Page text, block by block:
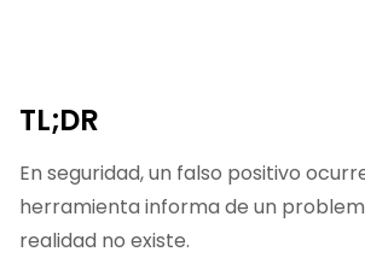
TL;DR
En seguridad, un falso positivo
herramienta informa de un
realidad no existe.